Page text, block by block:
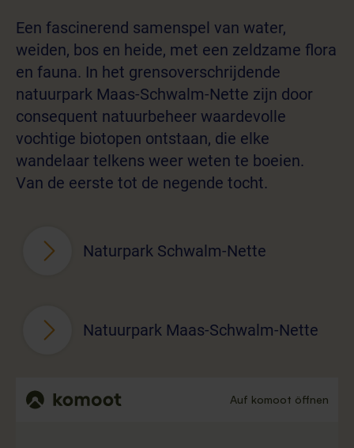
Een fascinerend samenspel van water,
weiden, bos en heide, met een zeldzame flora
en fauna. In het grensoverschrijdende
natuurpark Maas-Schwalm-Nette zijn door
consequent natuurbeheer waardevolle
vochtige biotopen ontstaan, die elke
wandelaar telkens weer weten te boeien.
Van de eerste tot de negende tocht.
Naturpark Schwalm-Nette
Natuurpark Maas-Schwalm-Nette